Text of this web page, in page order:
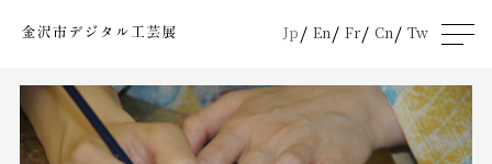
Jp En Fr Cn Tw
men